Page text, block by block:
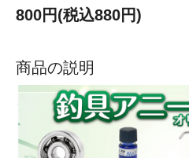
800円(税込880円)
商品の説明